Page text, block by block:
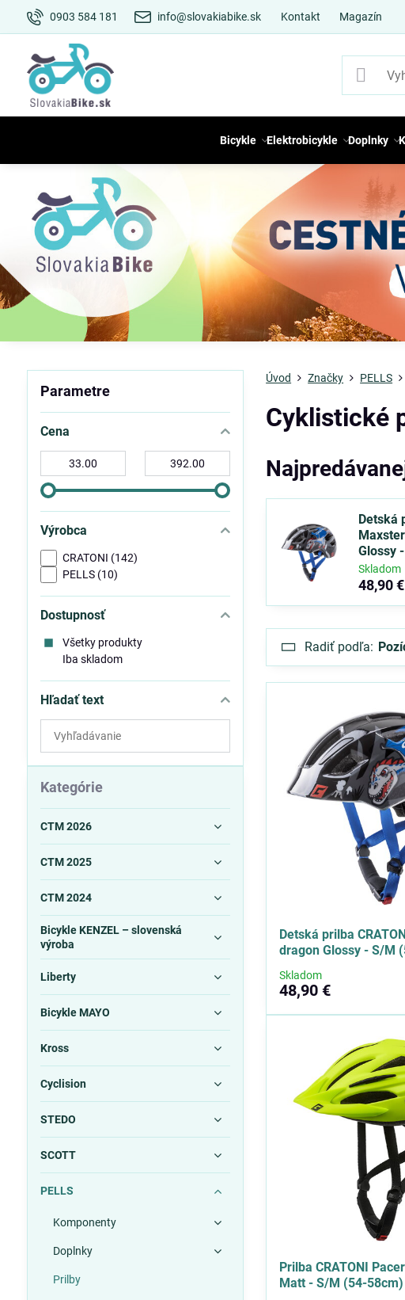
0903 584 181 info@slovakiabike.sk Kontakt Magazín
Bicykle Elektrobicykle Doplnky
Úvod Značky PELLS
Cyklistické
Detská
Glossy
Skladom
48,90 €
Radiť podľa:
Detská prilba
dragon Glossy - S/M
Skladom
48,90 €
Prilba CRATONI
Matt - S/M (54-58cm)
Parametre
Cena
Výrobca
CRATONI (142)
PELLS (10)
Dostupnosť
Všetky produkty
Iba skladom
Hľadať text
Prehľadať
výsledky
filtra
fulltextom
Kategórie
CTM 2026
CTM 2025
CTM 2024
Bicykle KENZEL – slovenská
výroba
Liberty
Bicykle MAYO
Kross
Cyclision
STEDO
SCOTT
PELLS
Komponenty
Doplnky
Prilby